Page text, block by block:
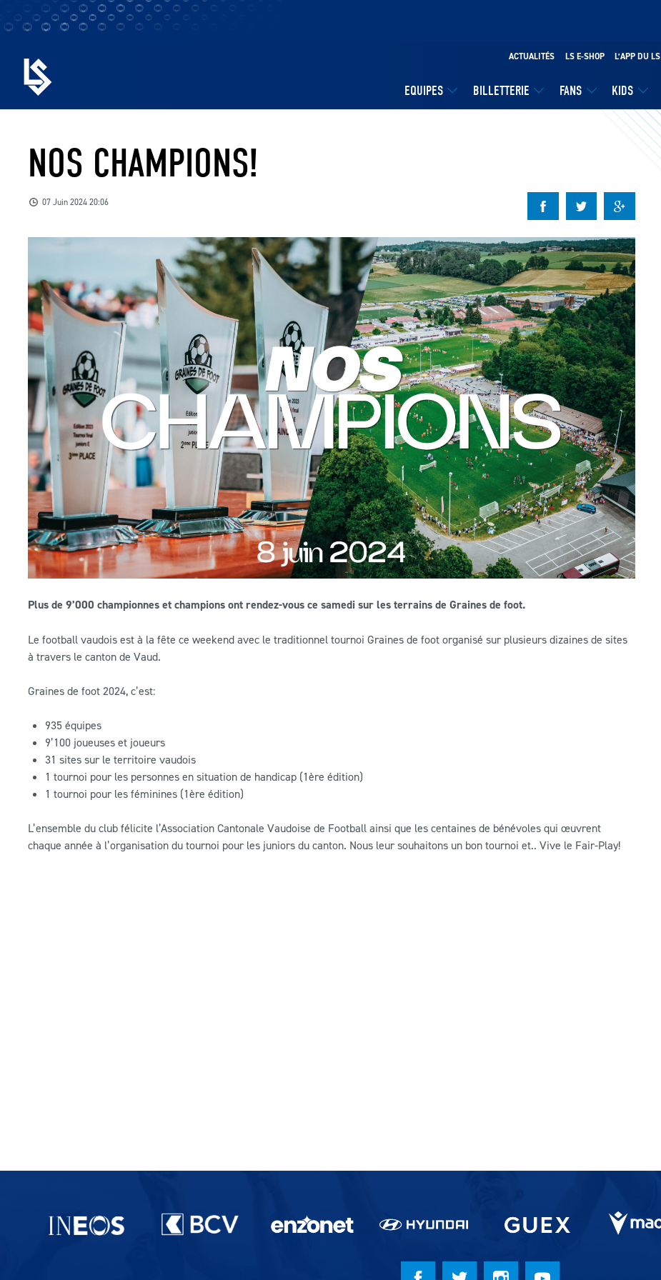
EQUIPES BILLETTERIE FANS KIDS
ACTUALITÉS LS E-SHOP L’APP DU LS
NOS CHAMPIONS!
07 Juin 2024 20:06
Plus de 9’000 championnes et champions ont rendez-vous ce samedi sur les terrains de Graines de foot.
Le football vaudois est à la fête ce weekend avec le traditionnel tournoi Graines de foot organisé sur plusieurs dizaines de sites
à travers le canton de Vaud.
Graines de foot 2024, c’est:
935 équipes
9’100 joueuses et joueurs
31 sites sur le territoire vaudois
1 tournoi pour les personnes en situation de handicap (1ère édition)
1 tournoi pour les féminines (1ère édition)
L’ensemble du club félicite l’Association Cantonale Vaudoise de Football ainsi que les centaines de bénévoles qui œuvrent
chaque année à l’organisation du tournoi pour les juniors du canton. Nous leur souhaitons un bon tournoi et.. Vive le Fair-Play!
Partenaires du lausanne-Sport